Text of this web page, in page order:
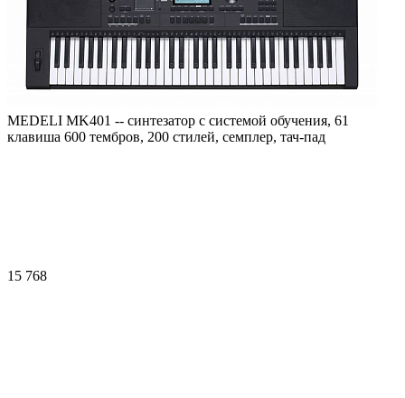
MEDELI MK401 -- синтезатор с системой обучения, 61
клавиша 600 тембров, 200 стилей, семплер, тач-пад
15 768